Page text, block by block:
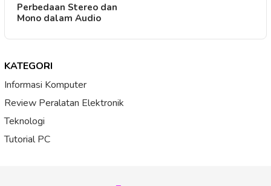
Perbedaan Stereo dan
Mono dalam Audio
KATEGORI
Informasi Komputer
Review Peralatan Elektronik
Teknologi
Tutorial PC